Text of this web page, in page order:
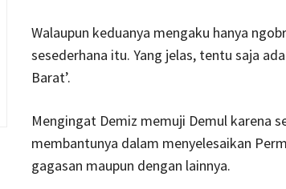
Walaupun keduanya mengaku hanya
sesederhana itu. Yang jelas, tentu saja
Barat’.
Mengingat Demiz memuji Demul karena
membantunya dalam menyelesaikan
gagasan maupun dengan lainnya.